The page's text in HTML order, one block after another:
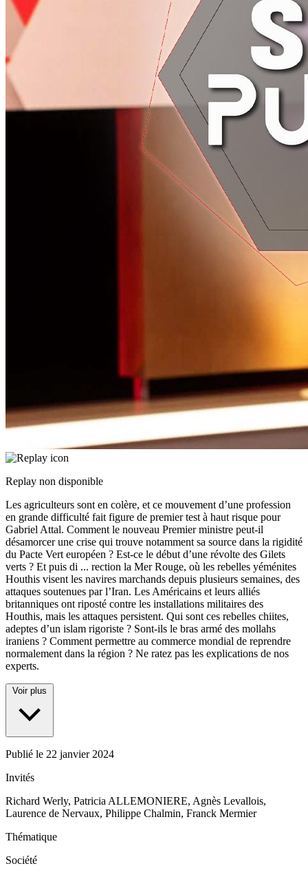
Replay non disponible
Les agriculteurs sont en colère, et ce mouvement d’une profession
en grande difficulté fait figure de premier test à haut risque pour
Gabriel Attal. Comment le nouveau Premier ministre peut-il
désamorcer une crise qui trouve notamment sa source dans la rigidité
du Pacte Vert européen ? Est-ce le début d’une révolte des Gilets
verts ? Et puis di ... rection la Mer Rouge, où les rebelles yéménites
Houthis visent les navires marchands depuis plusieurs semaines, des
attaques soutenues par l’Iran. Les Américains et leurs alliés
britanniques ont riposté contre les installations militaires des
Houthis, mais les attaques persistent. Qui sont ces rebelles chiites,
adeptes d’un islam rigoriste ? Sont-ils le bras armé des mollahs
iraniens ? Comment permettre au commerce mondial de reprendre
normalement dans la région ? Ne ratez pas les explications de nos
experts.
Voir plus
Publié le 22 janvier 2024
Invités
Richard Werly, Patricia ALLEMONIERE, Agnès Levallois,
Laurence de Nervaux, Philippe Chalmin, Franck Mermier
Thématique
Société